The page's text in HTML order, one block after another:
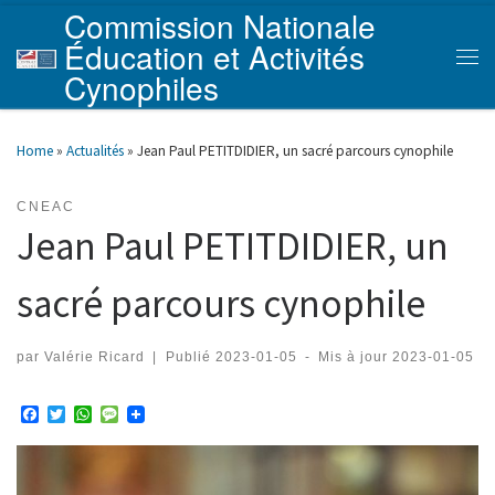
Skip to content
Commission Nationale
Éducation et Activités
Cynophiles
Home » Actualités » Jean Paul PETITDIDIER, un sacré parcours cynophile
CNEAC
Jean Paul PETITDIDIER, un
sacré parcours cynophile
par Valérie Ricard Publié 2023-01-05 - Mis à jour 2023-01-05
c
T
i
t
W
a
M
s